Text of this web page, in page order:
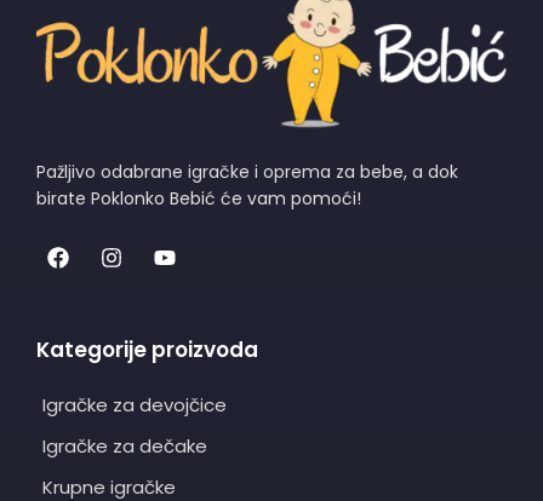
Pažljivo odabrane igračke i oprema za bebe, a dok
birate Poklonko Bebić će vam pomoći!
Kategorije proizvoda
Igračke za devojčice
Igračke za dečake
Krupne igračke